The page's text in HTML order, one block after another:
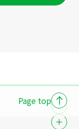
Page top